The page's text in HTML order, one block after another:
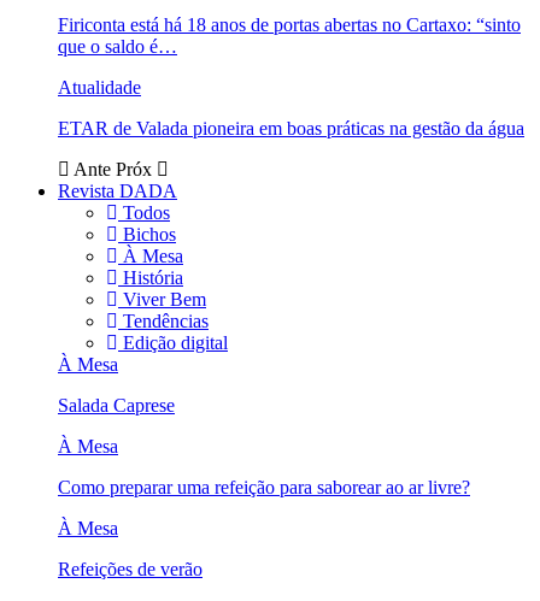
Firiconta está há 18 anos de portas abertas no Cartaxo: “sinto
que o saldo é…
Atualidade
ETAR de Valada pioneira em boas práticas na gestão da água
Ante Próx
Revista DADA
Todos
Bichos
À Mesa
História
Viver Bem
Tendências
Edição digital
À Mesa
Salada Caprese
À Mesa
Como preparar uma refeição para saborear ao ar livre?
À Mesa
Refeições de verão